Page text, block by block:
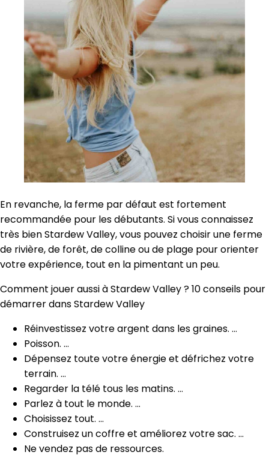
En revanche, la ferme par défaut est fortement
recommandée pour les débutants. Si vous connaissez
très bien Stardew Valley, vous pouvez choisir une ferme
de rivière, de forêt, de colline ou de plage pour orienter
votre expérience, tout en la pimentant un peu.
Comment jouer aussi à Stardew Valley ? 10 conseils pour
démarrer dans Stardew Valley
Réinvestissez votre argent dans les graines. …
Poisson. …
Dépensez toute votre énergie et défrichez votre
terrain. …
Regarder la télé tous les matins. …
Parlez à tout le monde. …
Choisissez tout. …
Construisez un coffre et améliorez votre sac. …
Ne vendez pas de ressources.